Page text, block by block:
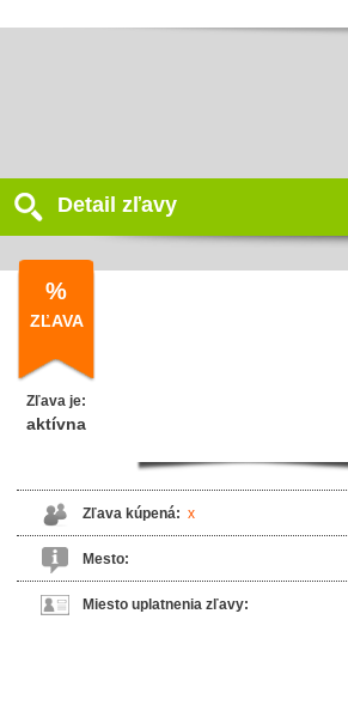
Detail zľavy
%
ZĽAVA
Zľava je:
aktívna
Zľava kúpená: x
Mesto:
Miesto uplatnenia zľavy: